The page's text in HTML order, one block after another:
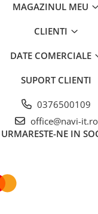
MAGAZINUL MEU
CLIENTI
DATE COMERCIALE
SUPORT CLIENTI
0376500109
office@navi-it.ro
URMARESTE-NE IN